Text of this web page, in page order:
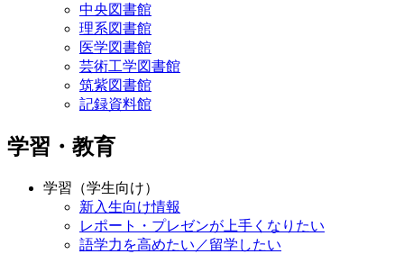
中央図書館
理系図書館
医学図書館
芸術工学図書館
筑紫図書館
記録資料館
学習・教育
学習（学生向け）
新入生向け情報
レポート・プレゼンが上手くなりたい
語学力を高めたい／留学したい